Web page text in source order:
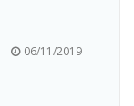
06/11/2019